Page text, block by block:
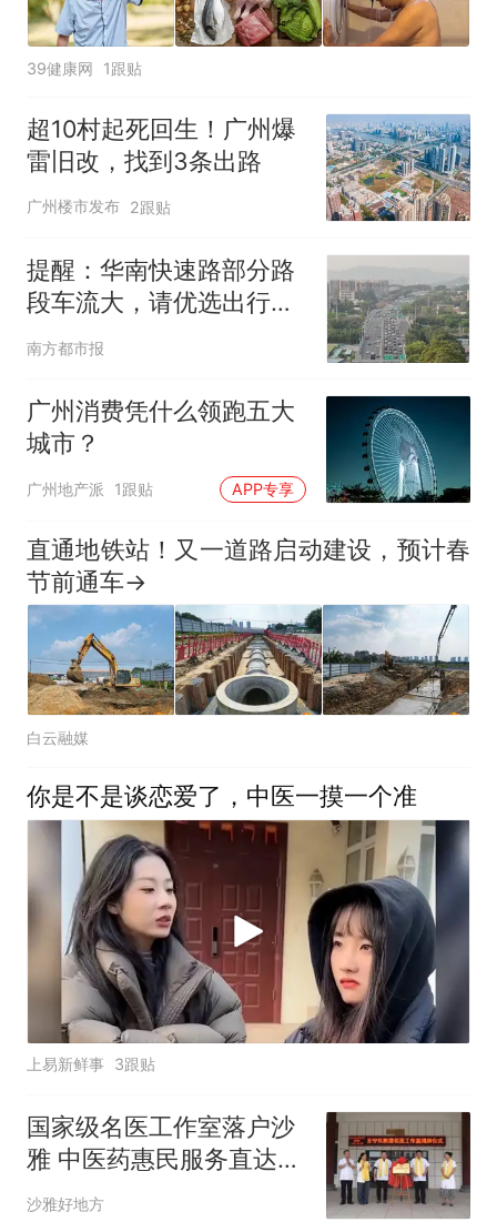
39健康网 1跟贴
超10村起死回生！广州爆
雷旧改，找到3条出路
广州楼市发布 2跟贴
提醒：华南快速路部分路
段车流大，请优选出行路
线
南方都市报
广州消费凭什么领跑五大
城市？
广州地产派 1跟贴 APP专享
直通地铁站！又一道路启动建设，预计春
节前通车→
白云融媒
你是不是谈恋爱了，中医一摸一个准
上易新鲜事 3跟贴
国家级名医工作室落户沙
雅 中医药惠民服务直达基
层
沙雅好地方